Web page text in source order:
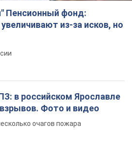
Пенсионный фонд:
из-за исков, но
в российском Ярославле
Фото и видео
очагов пожара